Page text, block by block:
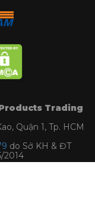
Trading
Quận 1, Tp. HCM
do Sở KH & ĐT
2014